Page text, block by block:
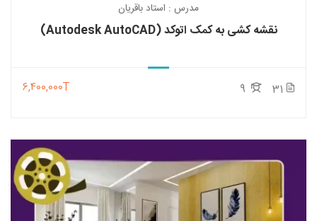
مدرس : استاد باقریان
نقشه کشی به کمک اتوکد (Autodesk AutoCAD)
31
6,400,000T